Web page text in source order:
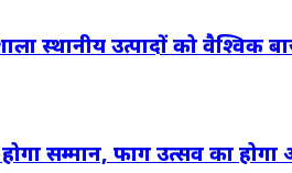
स्थानीय उत्पादों को वैश्विक
सम्मान, फाग उत्सव का